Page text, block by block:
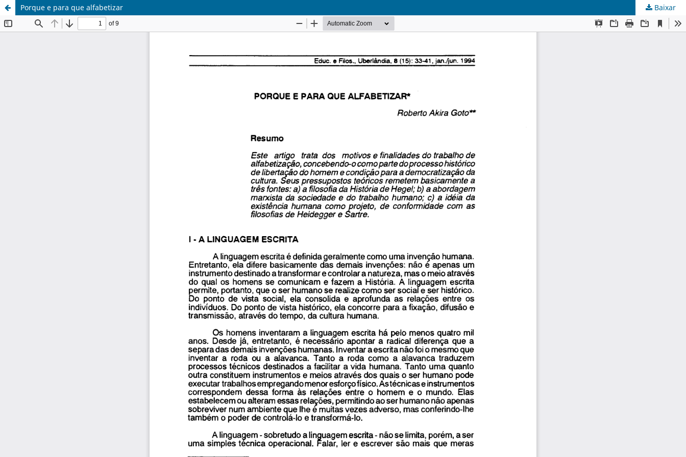
Porque e para que alfabetizar Baixar